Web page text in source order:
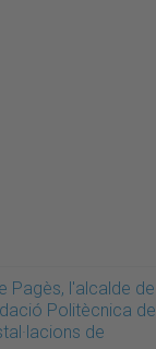
Pagès, l'alcalde de
Politècnica de
de